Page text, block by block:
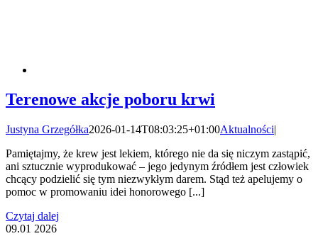
Terenowe akcje poboru krwi
Justyna Grzegółka2026-01-14T08:03:25+01:00Aktualności|
Pamiętajmy, że krew jest lekiem, którego nie da się niczym zastąpić,
ani sztucznie wyprodukować – jego jedynym źródłem jest człowiek
chcący podzielić się tym niezwykłym darem. Stąd też apelujemy o
pomoc w promowaniu idei honorowego [...]
Czytaj dalej
09.01 2026